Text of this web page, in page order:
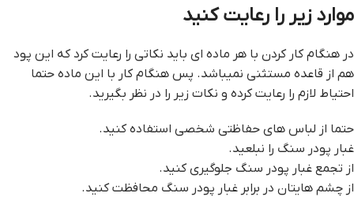
موارد زیر را رعایت کنید
در هنگام کار کردن با هر ماده ای باید نکاتی را رعایت کرد که این پود
هم از قاعده مستثنی نمیباشد. پس هنگام کار با این ماده حتما
احتیاط لازم را رعایت کرده و نکات زیر را در نظر بگیرید.
حتما از لباس های حفاظتی شخصی استفاده کنید.
غبار پودر سنگ را نبلعید.
از تجمع غبار پودر سنگ جلوگیری کنید.
از چشم هایتان در برابر غبار پودر سنگ محافظت کنید.